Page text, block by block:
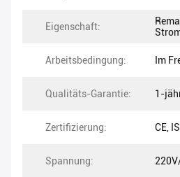
Eigenschaft:
Arbeitsbedingung: Im
Qualitäts-Garantie: 1-
Zertifizierung: CE,
Spannung: